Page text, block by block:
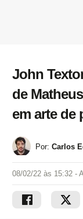
John
de
em arte de
Por: Carlos
08/02/22 às 15:32 -